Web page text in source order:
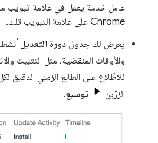
عامل خدمة يعمل في علامة تبويب
Chrome على علامة التبويب تلك.
يعرض لك جدول دورة التعديل
والأوقات المنقضية، مثل التثبيت
للاطّلاع على الطابع الزمني الدقيق
الزرّين
توسيع.